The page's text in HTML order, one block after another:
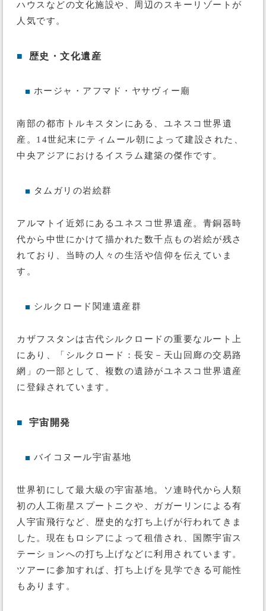
ハウスなどの文化施設や、周辺のスキーリゾートが
人気です。
■ 歴史・文化遺産
■ ホージャ・アフマド・ヤサヴィー廟
南部の都市トルキスタンにある、ユネスコ世界遺
産。14世紀末にティムール朝によって建設された、
中央アジアにおけるイスラム建築の傑作です。
■ タムガリの岩絵群
アルマトイ近郊にあるユネスコ世界遺産。青銅器時
代から中世にかけて描かれた数千点もの岩絵が残さ
れており、当時の人々の生活や信仰を伝えていま
す。
■ シルクロード関連遺産群
カザフスタンは古代シルクロードの重要なルート上
にあり、「シルクロード：長安－天山回廊の交易路
網」の一部として、複数の遺跡がユネスコ世界遺産
に登録されています。
■ 宇宙開発
■ バイコヌール宇宙基地
世界初にして最大級の宇宙基地。ソ連時代から人類
初の人工衛星スプートニクや、ガガーリンによる有
人宇宙飛行など、歴史的な打ち上げが行われてきま
した。現在もロシアによって租借され、国際宇宙ス
テーションへの打ち上げなどに利用されています。
ツアーに参加すれば、打ち上げを見学できる可能性
もあります。